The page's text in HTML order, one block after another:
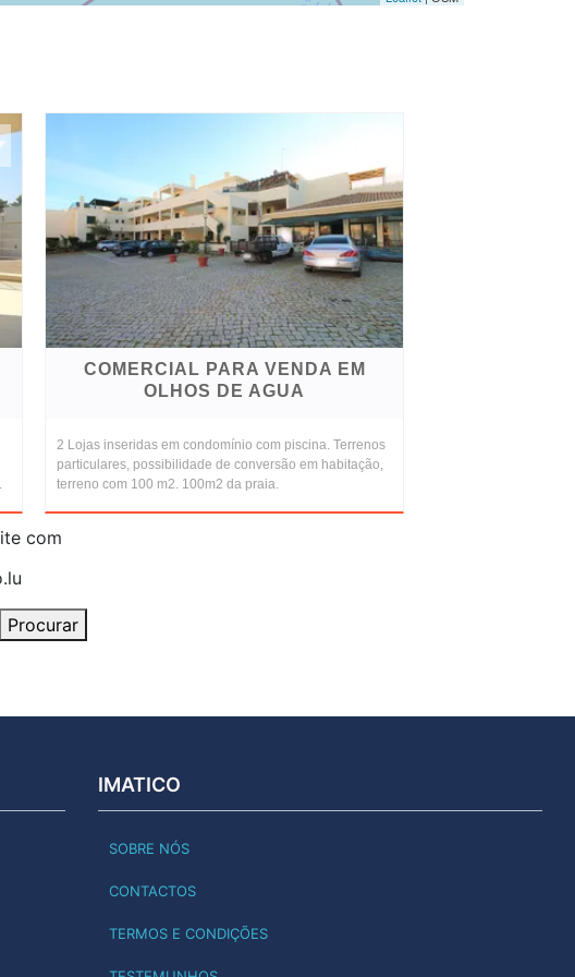
COMERCIAL PARA VENDA EM
OLHOS DE AGUA
2 Lojas inseridas em condomínio com piscina. Terrenos
particulares, possibilidade de conversão em habitação,
terreno com 100 m2. 100m2 da praia.
com
IMATICO
SOBRE NÓS
CONTACTOS
TERMOS E CONDIÇÕES